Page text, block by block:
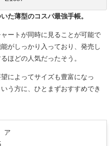
た薄型のコスパ最強手帳。
ートが同時に見ることが可能で
がしっかり入っており、発売し
ほどの人気だったそう。
によってサイズも豊富になっ
う方に、ひとまずおすすめでき
ア